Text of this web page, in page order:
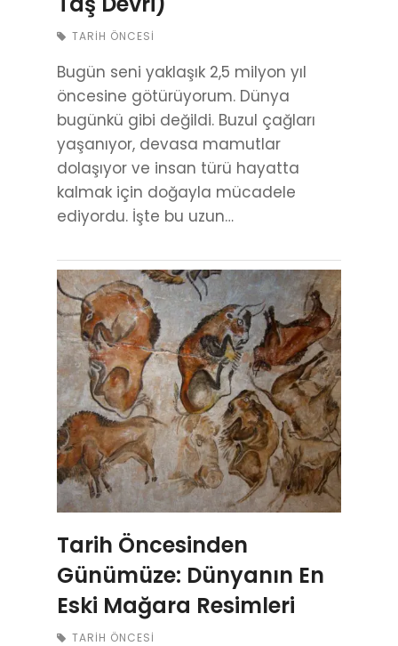
TARIH ÖNCESI
Bugün seni yaklaşık 2,5 milyon yıl
öncesine götürüyorum. Dünya
bugünkü gibi değildi. Buzul çağları
yaşanıyor, devasa mamutlar
dolaşıyor ve insan türü hayatta
kalmak için doğayla mücadele
ediyordu. İşte bu uzun…
Tarih Öncesinden
Günümüze: Dünyanın En
Eski Mağara Resimleri
TARIH ÖNCESI